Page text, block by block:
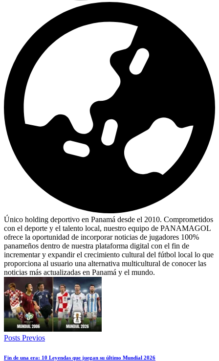
Único holding deportivo en Panamá desde el 2010. Comprometidos
con el deporte y el talento local, nuestro equipo de PANAMAGOL
ofrece la oportunidad de incorporar noticias de jugadores 100%
panameños dentro de nuestra plataforma digital con el fin de
incrementar y expandir el crecimiento cultural del fútbol local lo que
proporciona al usuario una alternativa multicultural de conocer las
noticias más actualizadas en Panamá y el mundo.
Posts Previos
Fin de una era: 10 Leyendas que juegan su último Mundial 2026